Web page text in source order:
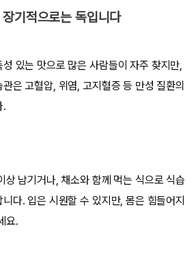
기적으로는 독입니다
있는 맛으로 많은 사람들이 자주 찾지만,
은 고혈압, 위염, 고지혈증 등 만성 질환의
.
상 남기거나, 채소와 함께 먹는 식으로 식습
다. 입은 시원할 수 있지만, 몸은 힘들어지
요.